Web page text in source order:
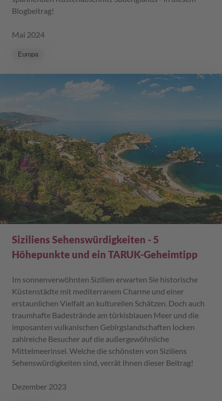
Blogbeitrag!
Mai 2024
Europa
Siziliens Sehenswürdigkeiten - 5
Höhepunkte und ein TARUK-Geheimtipp
Im sonnenverwöhnten Sizilien erwarten Sie historische
Küstenstädte mit mediterranem Charme und einer
erstaunlichen Vielfalt an kulturellen Schätzen. Doch auch
traumhafte Badestrände am türkisblauen Meer und die
imposanten vulkanischen Gebirgslandschaften locken
zahlreiche Besucher auf die außergewöhnliche
Mittelmeerinsel. Welche die schönsten von Siziliens
Sehenswürdigkeiten sind, verrät Ihnen dieser Beitrag!
Dezember 2023